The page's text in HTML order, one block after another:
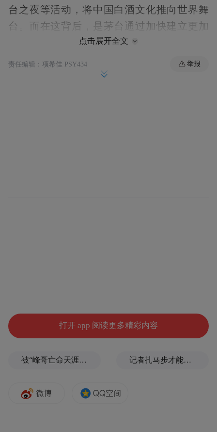
台之夜等活动，将中国白酒文化推向世界舞
台。而在这背后，是茅台通过加快建立更加
国际化、年轻化、时尚化的表达体系，为海
外营收快速增长打下基础，以及世博会这一
全球性平台所带来的溢出效应。
重洋，在旧金山巴拿马万国博览会上一举斩
获金奖，首次向世界展示中国顶级美酒的魅
力，也开启了中国白酒走向世界的先河；此
为上海世博会中国馆唯一指定白酒，并推出
点击展开全文
责任编辑：项希佳 PSY434 举报
打开 app 阅读更多精彩内容
被“峰哥亡命天涯”举报偷税漏税，《铁齿铜牙纪晓岚》编剧汪海林回应 记者扎马步才能站稳，“白海豚”逼近浙江舟山，沿海已掀起大浪